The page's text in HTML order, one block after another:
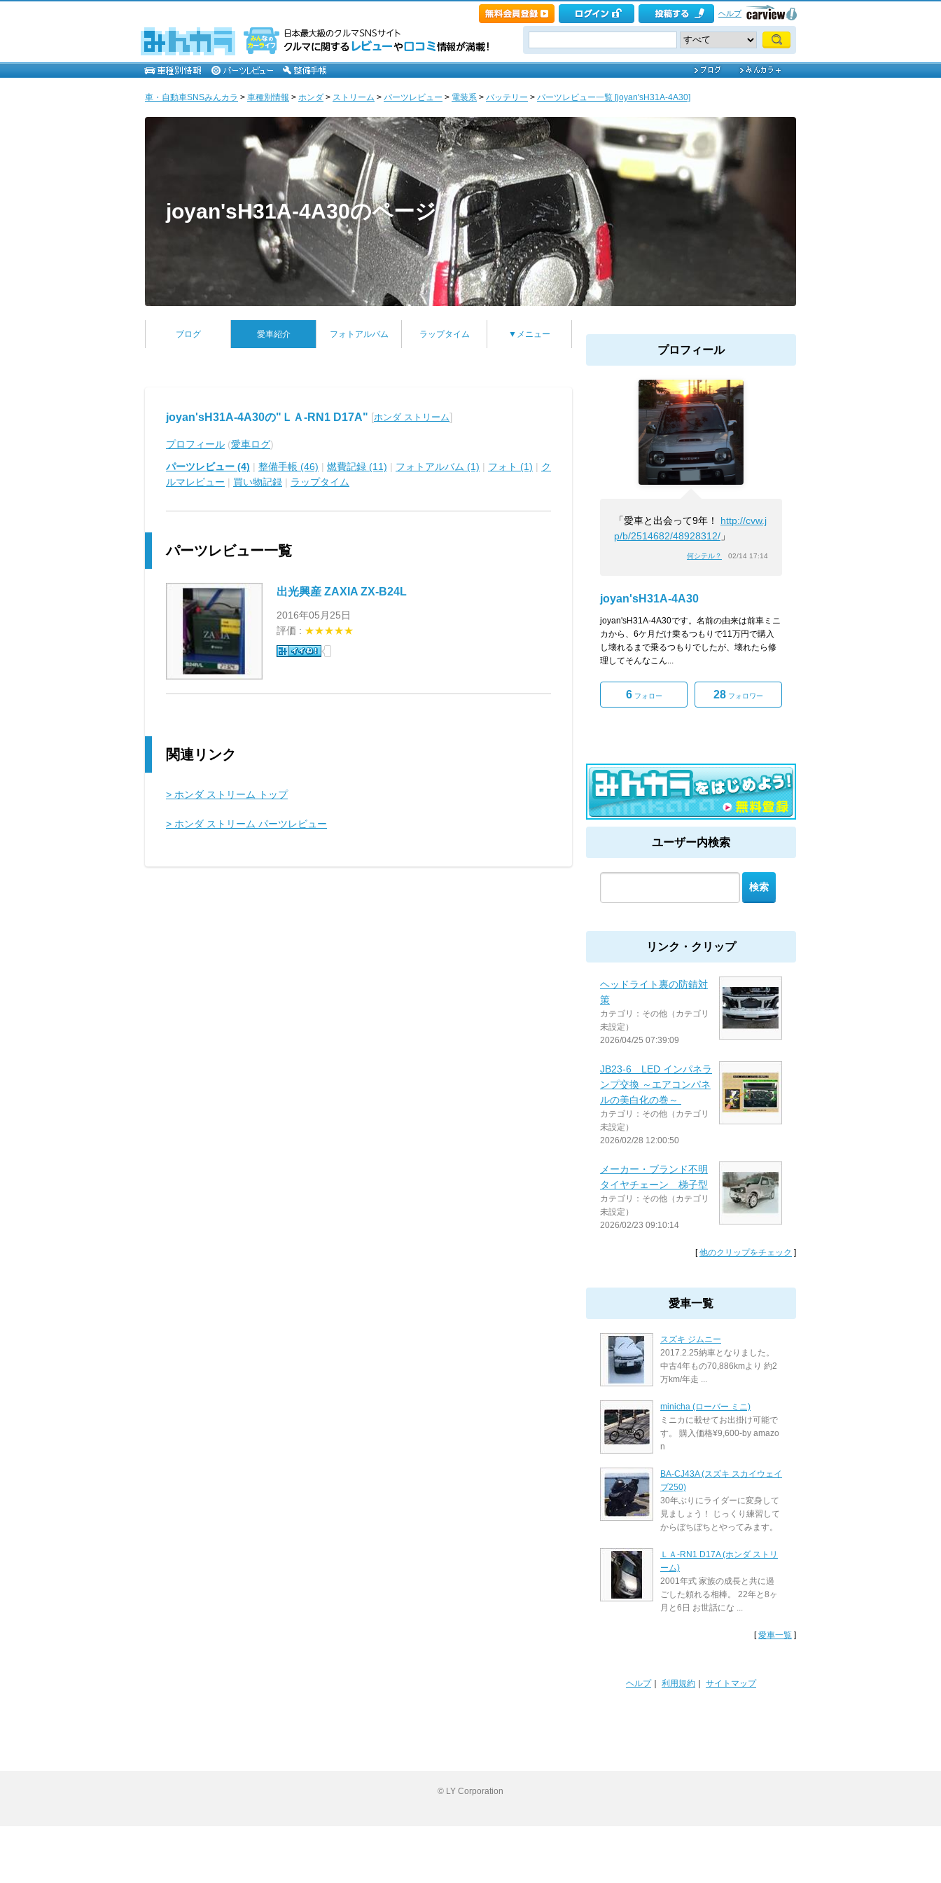
ヘルプ
車・自動車SNSみんカラ > 車種別情報 > ホンダ > ストリーム > パーツレビュー > 電装系 > バッテリー > パーツレビュー一覧 [joyan'sH31A-4A30]
joyan'sH31A-4A30のページ
ブログ 愛車紹介 フォトアルバム ラップタイム ▼メニュー
joyan'sH31A-4A30の"ＬＡ-RN1 D17A" [ホンダ ストリーム]
プロフィール (愛車ログ)
パーツレビュー (4) | 整備手帳 (46) | 燃費記録 (11) | フォトアルバム (1) | フォト (1) | ク
ルマレビュー | 買い物記録 | ラップタイム
パーツレビュー一覧
出光興産 ZAXIA ZX-B24L
2016年05月25日
評価 : ★★★★★
関連リンク
> ホンダ ストリーム トップ
> ホンダ ストリーム パーツレビュー
プロフィール
「愛車と出会って9年！ http://cvw.j
p/b/2514682/48928312/ 」
何シテル？ 02/14 17:14
joyan'sH31A-4A30
joyan'sH31A-4A30です。名前の由来は前車ミニ
カから、6ケ月だけ乗るつもりで11万円で購入
し壊れるまで乗るつもりでしたが、壊れたら修
理してそんなこん...
6フォロー 28 フォロワー
ユーザー内検索
リンク・クリップ
ヘッドライト裏の防錆対
策
カテゴリ：その他（カテゴリ
未設定）
2026/04/25 07:39:09
JB23-6 LED インパネラ
ンプ交換 ～エアコンパネ
ルの美白化の巻～
カテゴリ：その他（カテゴリ
未設定）
2026/02/28 12:00:50
メーカー・ブランド不明
タイヤチェーン 梯子型
カテゴリ：その他（カテゴリ
未設定）
2026/02/23 09:10:14
[他のクリップをチェック ]
愛車一覧
スズキ ジムニー
2017.2.25納車となりました。
中古4年もの70,886kmより 約2
万km/年走 ...
minicha (ローバー ミニ)
ミニカに載せてお出掛け可能で
す。 購入価格¥9,600-by amazo
n
BA-CJ43A (スズキ スカイウェイ
ブ250)
30年ぶりにライダーに変身して
見ましょう！ じっくり練習して
からぼちぼちとやってみます。
ＬＡ-RN1 D17A (ホンダ ストリ
ーム)
2001年式 家族の成長と共に過
ごした頼れる相棒。 22年と8ヶ
月と6日 お世話にな ...
[愛車一覧 ]
ヘルプ｜ 利用規約 サイトマップ
© LY Corporation